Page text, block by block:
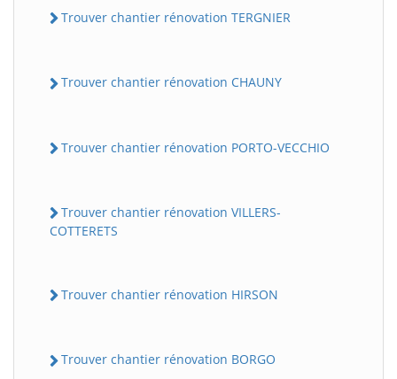
Trouver chantier rénovation TERGNIER
Trouver chantier rénovation CHAUNY
Trouver chantier rénovation PORTO-VECCHIO
Trouver chantier rénovation VILLERS-
COTTERETS
Trouver chantier rénovation HIRSON
Trouver chantier rénovation BORGO